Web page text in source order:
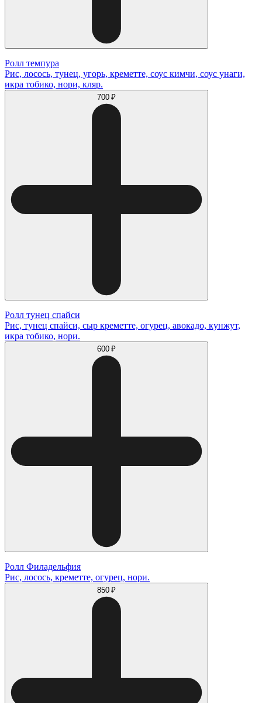
Ролл темпура
Рис, лосось, тунец, угорь, креметте, соус кимчи, соус унаги,
икра тобико, нори, кляр.
700 ₽
Ролл тунец спайси
Рис, тунец спайси, сыр креметте, огурец, авокадо, кунжут,
икра тобико, нори.
600 ₽
Ролл Филадельфия
Рис, лосось, креметте, огурец, нори.
850 ₽